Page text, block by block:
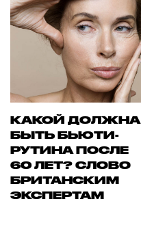
КАКОЙ ДОЛЖНА
БЫТЬ БЬЮТИ-
РУТИНА ПОСЛЕ
60 ЛЕТ? СЛОВО
БРИТАНСКИМ
ЭКСПЕРТАМ